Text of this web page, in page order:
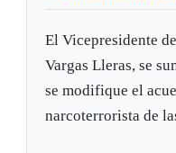
El Vicepresidente
Vargas Lleras, se
se modifique el
narcoterrorista de